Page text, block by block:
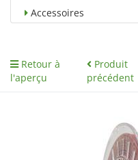
Accessoires
Retour à
l'aperçu
Produit
précédent